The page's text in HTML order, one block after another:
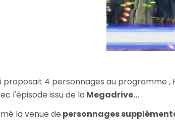
4 personnages au programme ,
l'épisode issu de laMegadrive...
la venue de personnages